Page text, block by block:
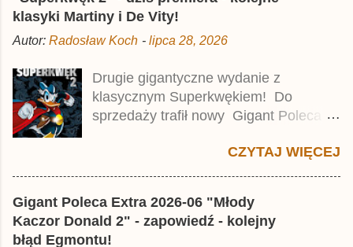
klasyki Martiny i De Vity!
Autor: Radosław Koch - lipca 28, 2026
Drugie gigantyczne wydanie z
klasycznym Superkwękiem! Do
sprzedaży trafił nowy Gigant Poleca
Jest to kolejny 624-stronicowy tom z
wynosi 49,99 zł i zamówicie go także z
rabatem na Egmont.pl . Za przekład
CZYTAJ WIĘCEJ
Gigant Poleca Extra 2026-06 "Młody
Kaczor Donald 2" - zapowiedź - kolejny
błąd Egmontu!